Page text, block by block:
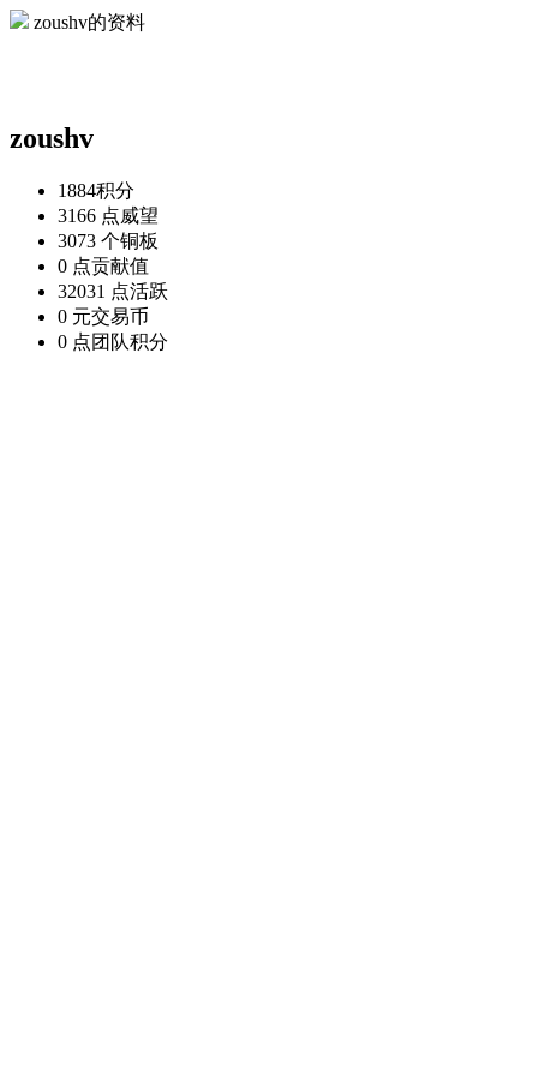
zoushv的资料
zoushv
1884积分
3166 点威望
3073 个铜板
0 点贡献值
32031 点活跃
0 元交易币
0 点团队积分